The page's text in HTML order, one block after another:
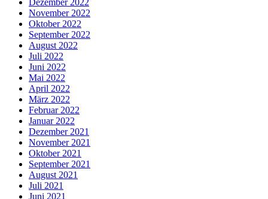
Dezember 2022
November 2022
Oktober 2022
September 2022
August 2022
Juli 2022
Juni 2022
Mai 2022
April 2022
März 2022
Februar 2022
Januar 2022
Dezember 2021
November 2021
Oktober 2021
September 2021
August 2021
Juli 2021
Juni 2021